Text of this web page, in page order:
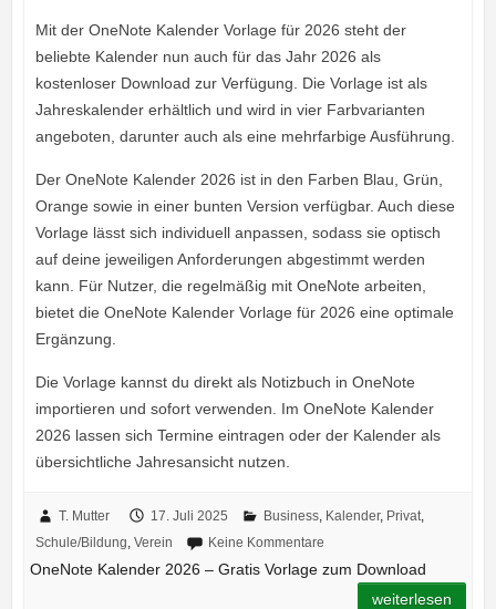
Mit der OneNote Kalender Vorlage für 2026 steht der
beliebte Kalender nun auch für das Jahr 2026 als
kostenloser Download zur Verfügung. Die Vorlage ist als
Jahreskalender erhältlich und wird in vier Farbvarianten
angeboten, darunter auch als eine mehrfarbige Ausführung.
Der OneNote Kalender 2026 ist in den Farben Blau, Grün,
Orange sowie in einer bunten Version verfügbar. Auch diese
Vorlage lässt sich individuell anpassen, sodass sie optisch
auf deine jeweiligen Anforderungen abgestimmt werden
kann. Für Nutzer, die regelmäßig mit OneNote arbeiten,
bietet die OneNote Kalender Vorlage für 2026 eine optimale
Ergänzung.
Die Vorlage kannst du direkt als Notizbuch in OneNote
importieren und sofort verwenden. Im OneNote Kalender
2026 lassen sich Termine eintragen oder der Kalender als
übersichtliche Jahresansicht nutzen.
T. Mutter 17. Juli 2025 Business, Kalender, Privat,
Schule/Bildung, Verein Keine Kommentare
OneNote Kalender 2026 – Gratis Vorlage zum Download
weiterlesen